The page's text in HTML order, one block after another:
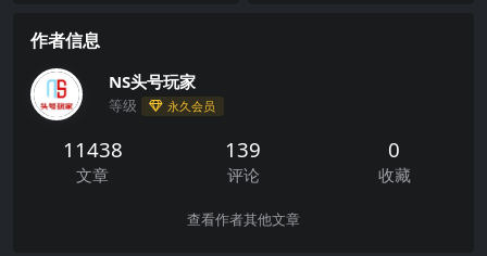
作者信息
NS头号玩家
等级 永久会员
11438
文章
139
评论
0
收藏
查看作者其他文章